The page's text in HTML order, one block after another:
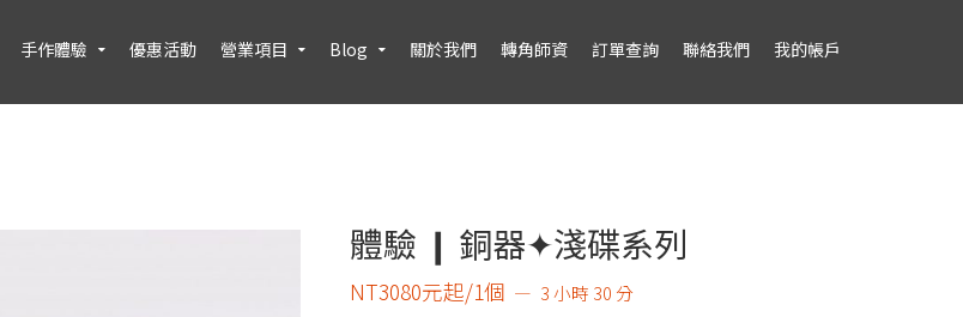
手作體驗 優惠活動 營業項目 Blog 關於我們 轉角師資 訂單查詢 聯絡我們 我的帳戶
體驗 ❙ 銅器✦淺碟系列
NT3080元起/1個 3 小時 30 分